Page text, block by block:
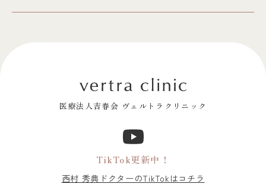
医療法人吉春会 ヴェルトラクリニック
TikTok更新中！
西村 秀典ドクターのTikTokはコチラ